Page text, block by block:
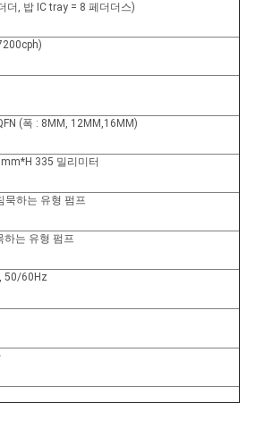
더, 밥 IC tray = 8 페더더스)
(폭 : 8MM, 12MM,16MM)
335 밀리미터
묵하는 유형 펌프
하는 유형 펌프
50/60Hz